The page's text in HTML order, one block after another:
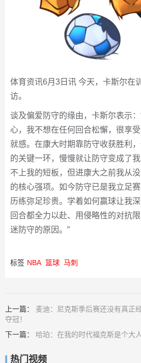
体育资讯6月3日讯 今天，卡斯尔在
访。
谈及偏爱防守的缘由，卡斯尔表示
心，我不想在任何回合松懈，很享
就感。在康大时期靠防守收获胜利
的关键一环，慢慢就让防守变成了
不上我的短板，但进康大之前我从
的核心强项。如今防守已是我立足
历练弥足珍贵。学着如何赢球让我
回合都全力以赴、用侵略性的对抗
迷防守的原因。”
标签 NBA 篮球 马刺
上一篇： 麦迪：尼克斯季后赛还没有真正
夺冠！
下一篇： 哈珀：在我的时代福克斯是个大
热门视频